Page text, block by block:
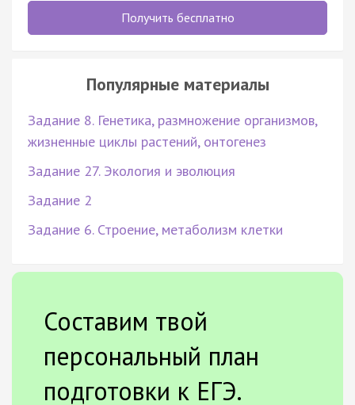
Получить бесплатно
Популярные материалы
Задание 8. Генетика, размножение организмов,
жизненные циклы растений, онтогенез
Задание 27. Экология и эволюция
Задание 2
Задание 6. Строение, метаболизм клетки
Составим твой
персональный план
подготовки к ЕГЭ.